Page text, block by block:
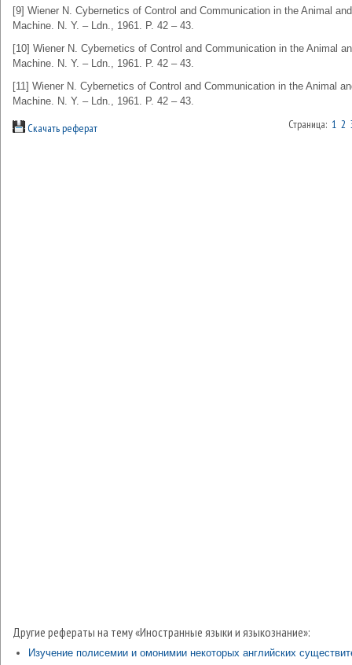
[9] Wiener N. Cybernetics of Control and Communication in the Animal
Machine. N. Y. – Ldn., 1961. P. 42 – 43.
[10] Wiener N. Cybernetics of Control and Communication in the Animal
Machine. N. Y. – Ldn., 1961. P. 42 – 43.
[11] Wiener N. Cybernetics of Control and Communication in the Animal
Machine. N. Y. – Ldn., 1961. P. 42 – 43.
Скачать реферат Страница: 1 2
Другие рефераты на тему «Иностранные языки и языкознание»:
Изучение полисемии и омонимии некоторых английских